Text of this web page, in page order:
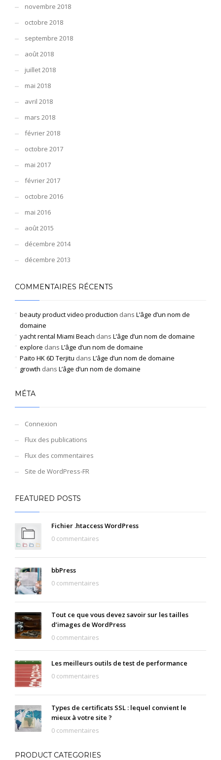
novembre 2018
octobre 2018
septembre 2018
août 2018
juillet 2018
mai 2018
avril 2018
mars 2018
février 2018
octobre 2017
mai 2017
février 2017
octobre 2016
mai 2016
août 2015
décembre 2014
décembre 2013
COMMENTAIRES RÉCENTS
beauty product video production dans L’âge d’un nom de
domaine
yacht rental Miami Beach dans L’âge d’un nom de domaine
explore dans L’âge d’un nom de domaine
Paito HK 6D Terjitu dans L’âge d’un nom de domaine
growth dans L’âge d’un nom de domaine
MÉTA
Connexion
Flux des publications
Flux des commentaires
Site de WordPress-FR
FEATURED POSTS
Fichier .htaccess WordPress
0 commentaires
bbPress
0 commentaires
Tout ce que vous devez savoir sur les tailles
d’images de WordPress
0 commentaires
Les meilleurs outils de test de performance
0 commentaires
Types de certificats SSL : lequel convient le
mieux à votre site ?
0 commentaires
PRODUCT CATEGORIES